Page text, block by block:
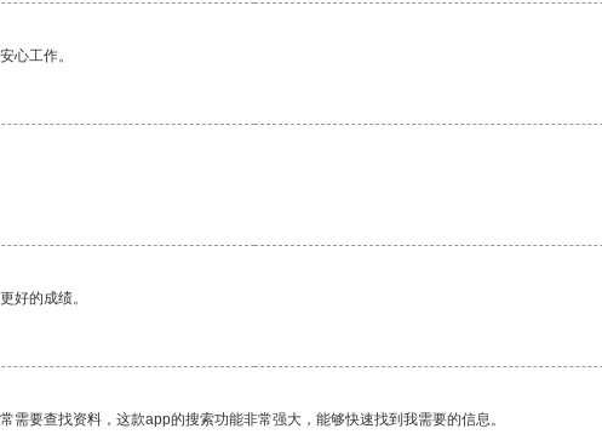
心工作。
好的成绩。
要查找资料，这款app的搜索功能非常强大，能够快速找到我需要的信息。